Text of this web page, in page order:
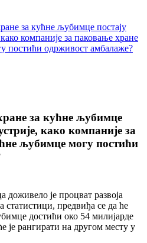
за кућне љубимце постају
компаније за паковање хране
постићи одрживост амбалаже?
за кућне љубимце
како компаније за
љубимце могу постићи
је процват развоја
предвиђа се да ће
достићи око 54 милијарде
је рангирати на другом месту у